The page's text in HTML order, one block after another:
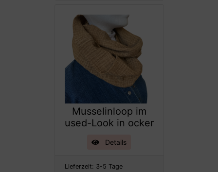
Musselinloop im
used-Look in ocker
Details
Lieferzeit: 3-5 Tage